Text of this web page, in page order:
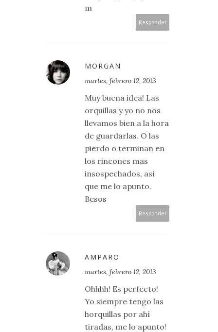
m
Responder
MORGAN
martes, febrero 12, 2013
Muy buena idea! Las
orquillas y yo no nos
llevamos bien a la hora
de guardarlas. O las
pierdo o terminan en
los rincones mas
insospechados, así
que me lo apunto.
Besos
Responder
AMPARO
martes, febrero 12, 2013
Ohhhh! Es perfecto!
Yo siempre tengo las
horquillas por ahí
tiradas, me lo apunto!